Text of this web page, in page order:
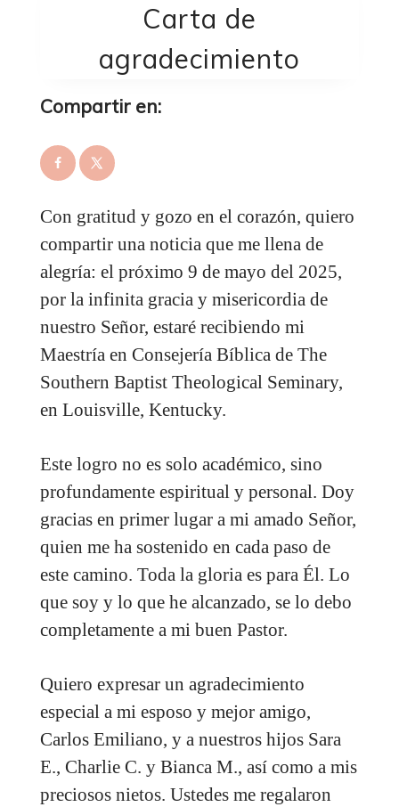
Carta de
agradecimiento
Compartir en:
Con gratitud y gozo en el corazón, quiero
compartir una noticia que me llena de
alegría: el próximo 9 de mayo del 2025,
por la infinita gracia y misericordia de
nuestro Señor, estaré recibiendo mi
Maestría en Consejería Bíblica de The
Southern Baptist Theological Seminary,
en Louisville, Kentucky.
Este logro no es solo académico, sino
profundamente espiritual y personal. Doy
gracias en primer lugar a mi amado Señor,
quien me ha sostenido en cada paso de
este camino. Toda la gloria es para Él. Lo
que soy y lo que he alcanzado, se lo debo
completamente a mi buen Pastor.
Quiero expresar un agradecimiento
especial a mi esposo y mejor amigo,
Carlos Emiliano, y a nuestros hijos Sara
E., Charlie C. y Bianca M., así como a mis
preciosos nietos. Ustedes me regalaron